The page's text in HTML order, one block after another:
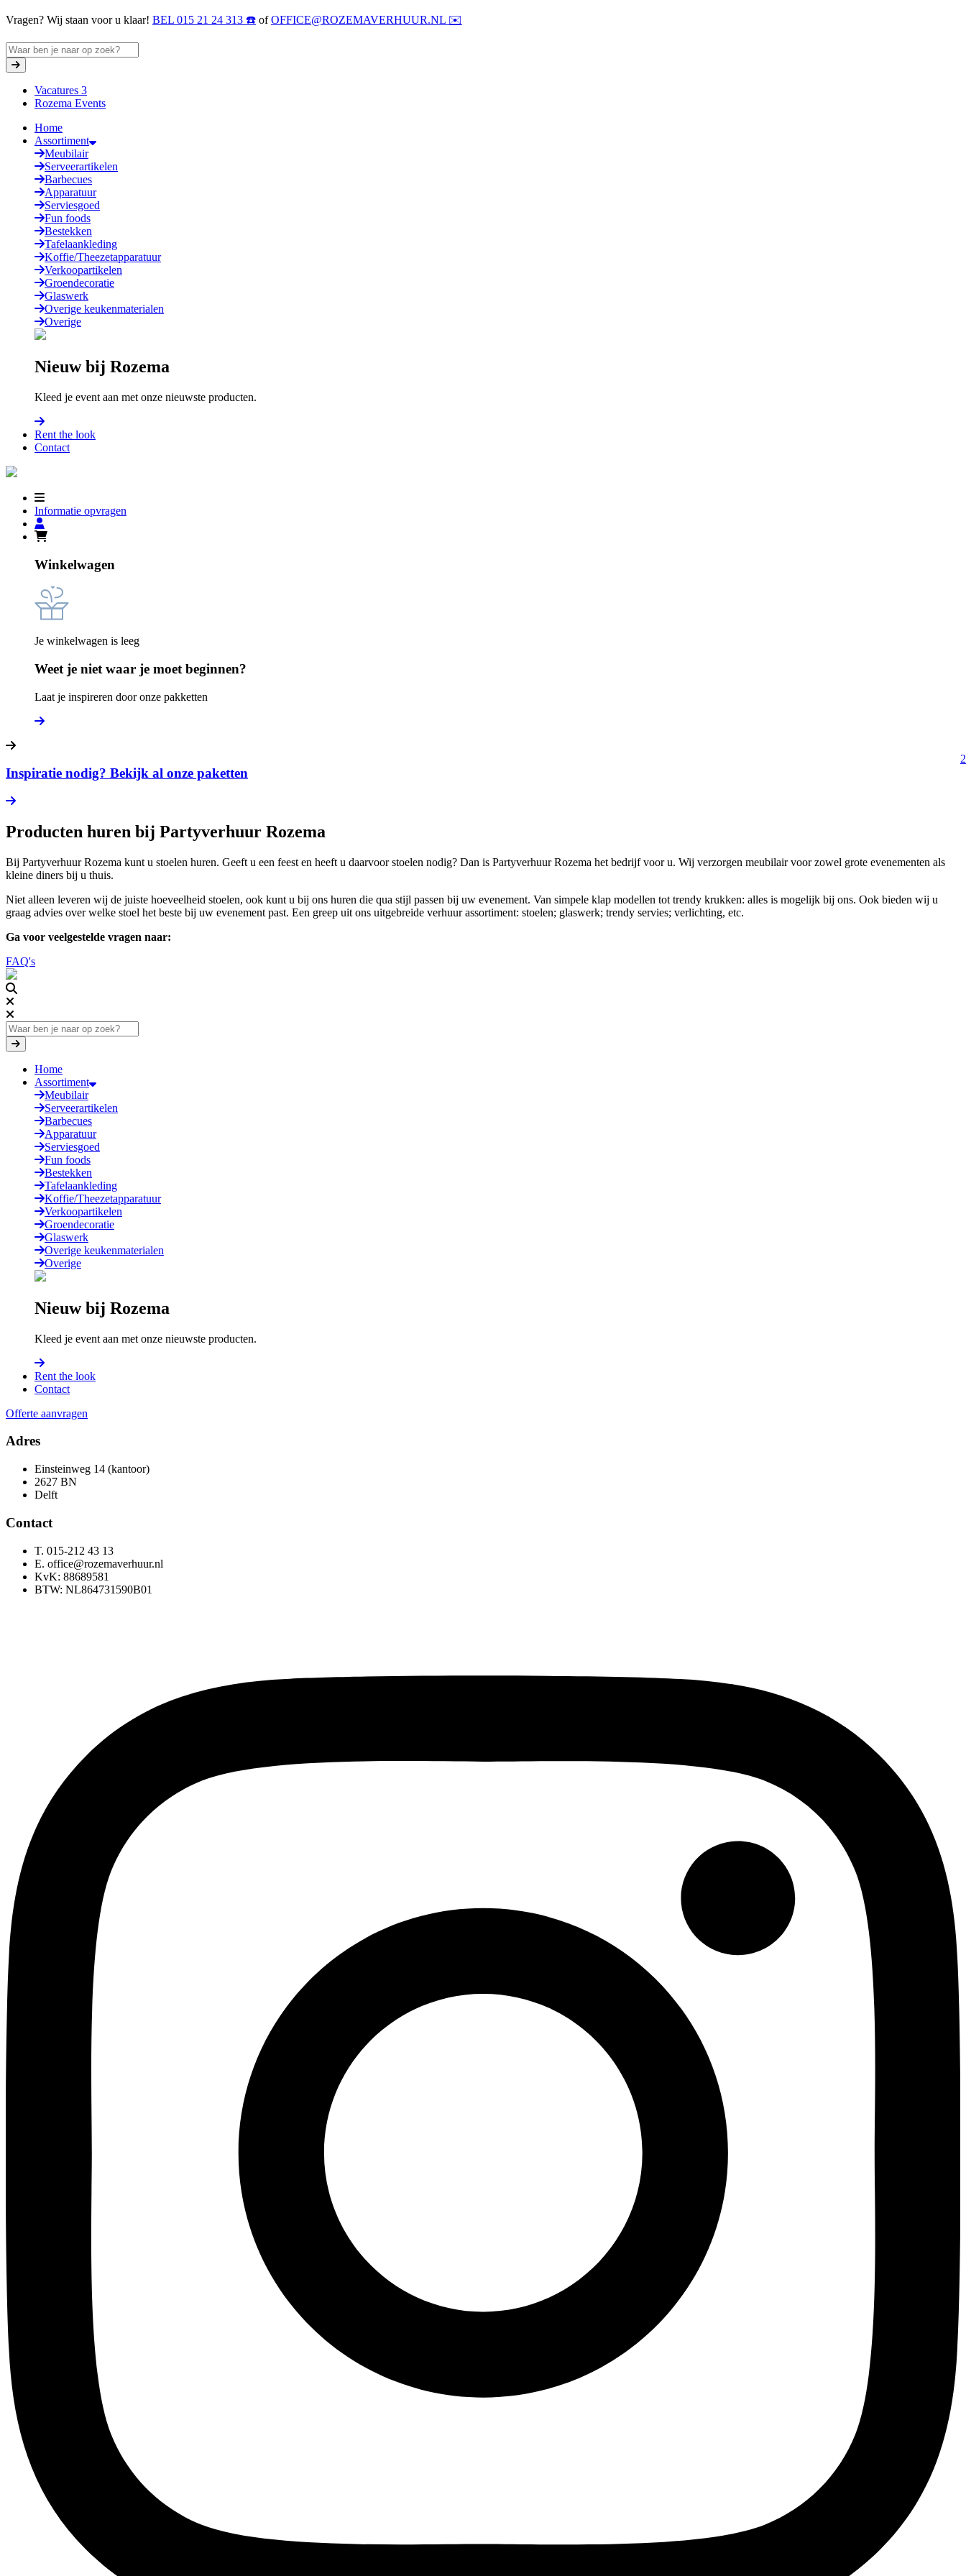
Vragen? Wij staan voor u klaar! BEL 015 21 24 313 ☎️ ofOFFICE@ROZEMAVERHUUR.NL ✉️
Vacatures 3
Rozema Events
Home
Assortiment
Meubilair
Serveerartikelen
Barbecues
Apparatuur
Serviesgoed
Fun foods
Bestekken
Tafelaankleding
Koffie/Theezetapparatuur
Verkoopartikelen
Groendecoratie
Glaswerk
Overige keukenmaterialen
Overige
Nieuw bij Rozema
Kleed je event aan met onze nieuwste producten.
Rent the look
Contact
Informatie opvragen
Winkelwagen
Je winkelwagen is leeg
Weet je niet waar je moet beginnen?
Laat je inspireren door onze pakketten
Inspiratie nodig? Bekijk al onze paketten
Producten huren bij Partyverhuur Rozema
Bij Partyverhuur Rozema kunt u stoelen huren. Geeft u een feest en heeft u daarvoor stoelen nodig? Dan is Partyverhuur Rozema het bedrijf voor u. Wij verzorgen meubilair voor zowel grote evenementen als
kleine diners bij u thuis.
Niet alleen leveren wij de juiste hoeveelheid stoelen, ook kunt u bij ons huren die qua stijl passen bij uw evenement. Van simpele klap modellen tot trendy krukken: alles is mogelijk bij ons. Ook bieden wij u
graag advies over welke stoel het beste bij uw evenement past. Een greep uit ons uitgebreide verhuur assortiment: stoelen; glaswerk; trendy servies; verlichting, etc.
Ga voor veelgestelde vragen naar:
FAQ's
Home
Assortiment
Meubilair
Serveerartikelen
Barbecues
Apparatuur
Serviesgoed
Fun foods
Bestekken
Tafelaankleding
Koffie/Theezetapparatuur
Verkoopartikelen
Groendecoratie
Glaswerk
Overige keukenmaterialen
Overige
Nieuw bij Rozema
Kleed je event aan met onze nieuwste producten.
Rent the look
Contact
Offerte aanvragen
Adres
Einsteinweg 14 (kantoor)
2627 BN
Delft
Contact
T. 015-212 43 13
E. office@rozemaverhuur.nl
KvK: 88689581
BTW: NL864731590B01